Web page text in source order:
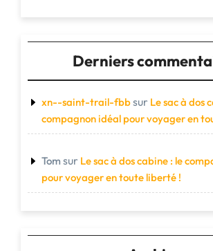
Derniers
xn--saint-trail-fbbsur Le sac à dos
compagnon idéal pour voyager en
Tom sur Le sac à dos cabine : le
pour voyager en toute liberté !